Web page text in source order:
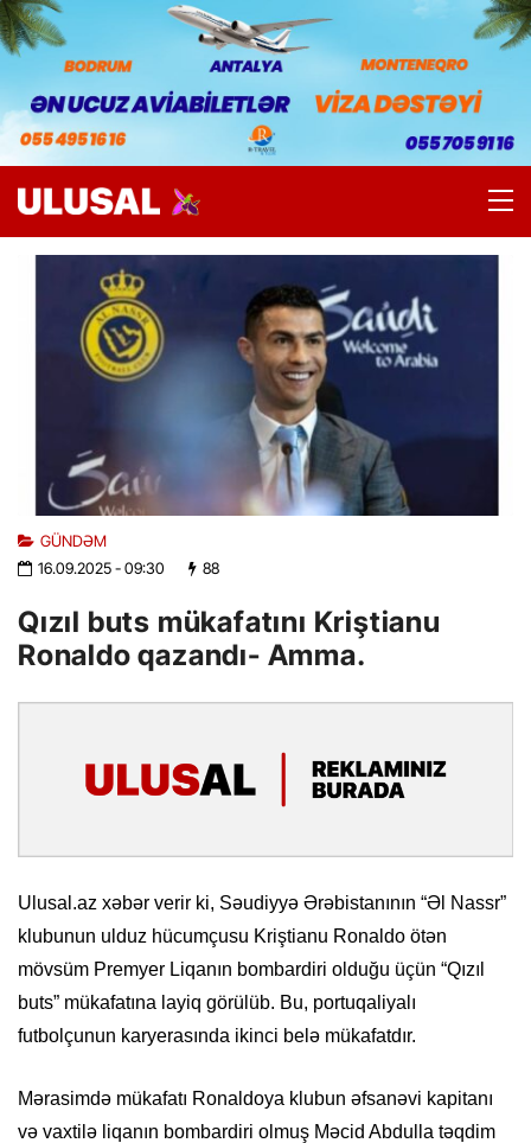
GÜNDƏM
16.09.2025- 09:30 88
Qızıl buts mükafatını Kriştianu
Ronaldo qazandı- Amma.
Ulusal.az xəbər verir ki, Səudiyyə Ərəbistanının “Əl Nassr”
klubunun ulduz hücumçusu Kriştianu Ronaldo ötən
mövsüm Premyer Liqanın bombardiri olduğu üçün “Qızıl
buts” mükafatına layiq görülüb. Bu, portuqaliyalı
futbolçunun karyerasında ikinci belə mükafatdır.
Mərasimdə mükafatı Ronaldoya klubun əfsanəvi kapitanı
və vaxtilə liqanın bombardiri olmuş Məcid Abdulla təqdim